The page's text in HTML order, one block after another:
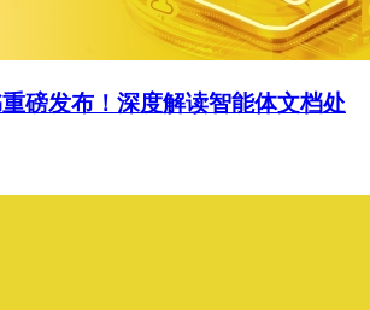
磅发布！深度解读智能体文档处